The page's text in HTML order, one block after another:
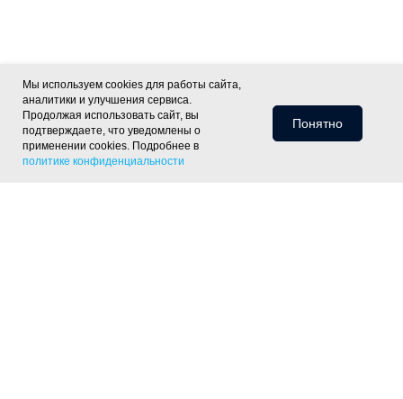
Мы используем cookies для работы сайта,
аналитики и улучшения сервиса.
Продолжая использовать сайт, вы
подтверждаете, что уведомлены о
применении cookies. Подробнее в
политике конфиденциальности
Понятно